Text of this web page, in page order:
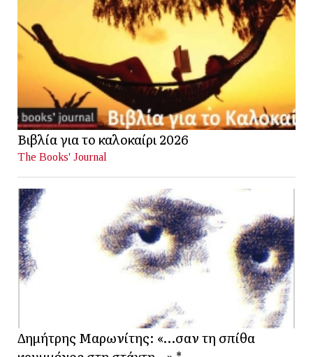
Βιβλία για το καλοκαίρι 2026
The Books' Journal
Δημήτρης Μαρωνίτης: «…σαν τη σπίθα